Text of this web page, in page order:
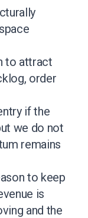
to attract
order
if the
we do not
remains
to keep
is
and the